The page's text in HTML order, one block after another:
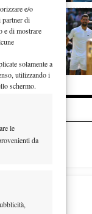
e/o
partner di
e di mostrare
solamente a
utilizzando i
schermo.
le
da